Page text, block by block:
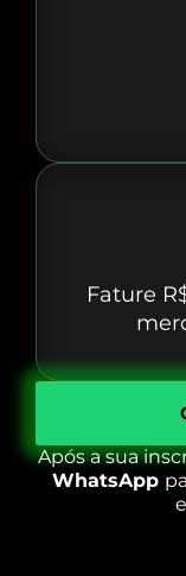
Fature
Após a sua
WhatsApp